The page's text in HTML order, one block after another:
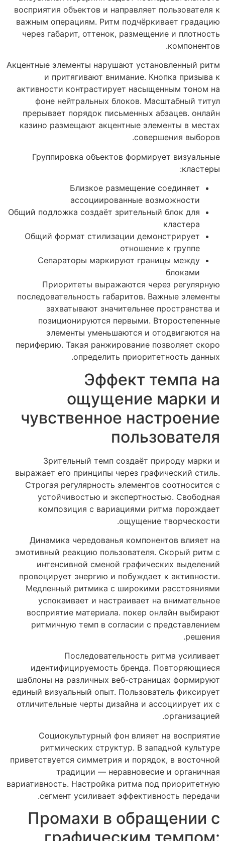
восприятия объектов и направляет пользователя к
важным операциям. Ритм подчёркивает градацию
через габарит, оттенок, размещение и плотность
компонентов.
Акцентные элементы нарушают установленный ритм
и притягивают внимание. Кнопка призыва к
активности контрастирует насыщенным тоном на
фоне нейтральных блоков. Масштабный титул
прерывает порядок письменных абзацев. онлайн
казино размещают акцентные элементы в местах
совершения выборов.
Группировка объектов формирует визуальные
кластеры:
Близкое размещение соединяет
ассоциированные возможности
Общий подложка создаёт зрительный блок для
кластера
Общий формат стилизации демонстрирует
отношение к группе
Сепараторы маркируют границы между
блоками
Приоритеты выражаются через регулярную
последовательность габаритов. Важные элементы
захватывают значительнее пространства и
позиционируются первыми. Второстепенные
элементы уменьшаются и отодвигаются на
периферию. Такая ранжирование позволяет скоро
определить приоритетность данных.
Эффект темпа на
ощущение марки и
чувственное настроение
пользователя
Зрительный темп создаёт природу марки и
выражает его принципы через графический стиль.
Строгая регулярность элементов соотносится с
устойчивостью и экспертностью. Свободная
композиция с вариациями ритма порождает
ощущение творческости.
Динамика чередованья компонентов влияет на
эмотивный реакцию пользователя. Скорый ритм с
интенсивной сменой графических выделений
провоцирует энергию и побуждает к активности.
Медленный ритмика с широкими расстояниями
успокаивает и настраивает на внимательное
восприятие материала. покер онлайн выбирают
ритмичную темп в согласии с представлением
решения.
Последовательность ритма усиливает
идентифицируемость бренда. Повторяющиеся
шаблоны на различных веб-страницах формируют
единый визуальный опыт. Пользователь фиксирует
отличительные черты дизайна и ассоциирует их с
организацией.
Социокультурный фон влияет на восприятие
ритмических структур. В западной культуре
приветствуется симметрия и порядок, в восточной
традиции — неравновесие и органичная
вариативность. Настройка ритма под приоритетную
сегмент усиливает эффективность передачи.
Промахи в обращении с